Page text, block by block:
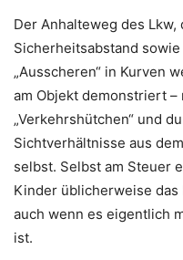
Der Anhalteweg des
Sicherheitsabstand
„Ausscheren“ in Kurven
am Objekt demonstriert
„Verkehrshütchen“ und
Sichtverhältnisse aus
selbst. Selbst am Steuer
Kinder üblicherweise
auch wenn es eigentlich
ist.